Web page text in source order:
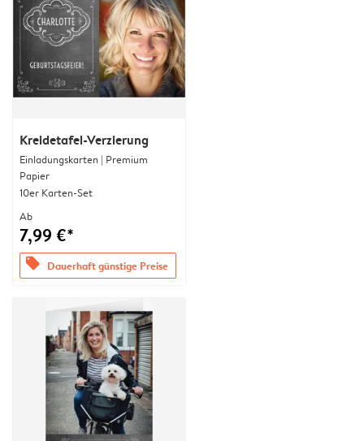
Kreidetafel-Verzierung
Einladungskarten | Premium
Papier
10er Karten-Set
Ab
7,99 €*
offers Dauerhaft günstige Preise